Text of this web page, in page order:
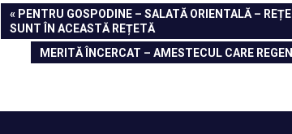
Navigare
în
articole
PREVIOUS
POST:
PENTRU GOSPODINE – SALATĂ ORIENTALĂ –
SUNT ÎN ACEASTĂ REȚETĂ
NEXT
POST:
MERITĂ ÎNCERCAT – AMESTECUL CARE